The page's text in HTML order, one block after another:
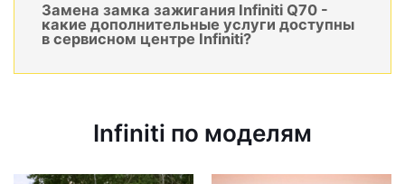
Замена замка зажигания Infiniti Q70 -
какие дополнительные услуги доступны
в сервисном центре Infiniti?
Infiniti по моделям